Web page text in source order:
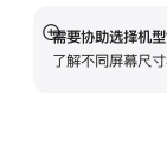
需要协助选择机型
了解不同屏幕尺
展
开